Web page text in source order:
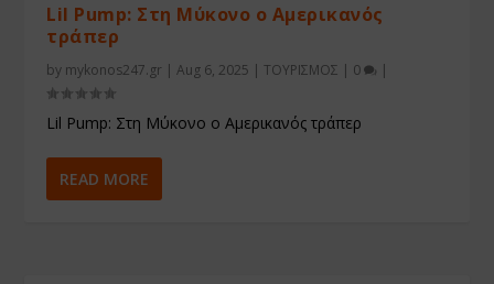
Lil Pump: Στη Μύκονο ο Αμερικανός
τράπερ
by mykonos247.gr |Aug 6, 2025 |ΤΟΥΡΙΣΜΟΣ | 0 |
Lil Pump: Στη Μύκονο ο Αμερικανός τράπερ
READ MORE